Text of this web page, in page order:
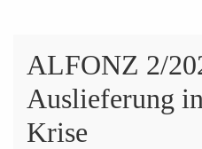
ALFONZ 2/
Auslieferung
Krise